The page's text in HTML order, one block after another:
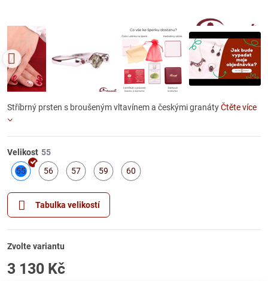
Stříbrný prsten s broušeným vltavínem a českými granátyČtěte více
Velikost
55
56
57
59
60
Tabulka velikostí
Zvolte variantu
3 130 Kč